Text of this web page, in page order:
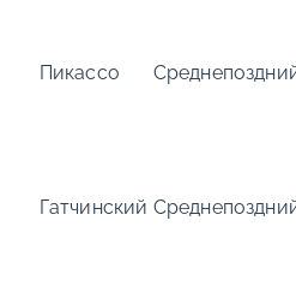
Пикассо
Гатчинский